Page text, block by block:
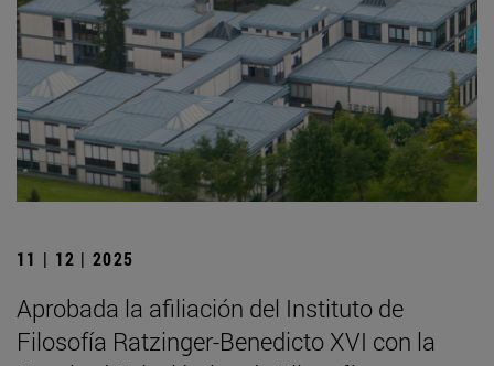
11 | 12 | 2025
Aprobada la afiliación del Instituto de
Filosofía Ratzinger-Benedicto XVI con la